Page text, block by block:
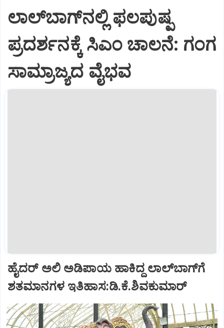
ಲಾಲ್‌ಬಾಗ್‌ನಲ್ಲಿ ಫಲಪುಷ್ಪ
ಪ್ರದರ್ಶನಕ್ಕೆ ಸಿಎಂ ಚಾಲನೆ: ಗಂಗ
ಸಾಮ್ರಾಜ್ಯದ ವೈಭವ
ಹೈದರ್ ಅಲಿ ಅಡಿಪಾಯ ಹಾಕಿದ್ದ ಲಾಲ್‌ಬಾಗ್‌ಗೆ
ಶತಮಾನಗಳ ಇತಿಹಾಸ:ಡಿ.ಕೆ.ಶಿವಕುಮಾರ್